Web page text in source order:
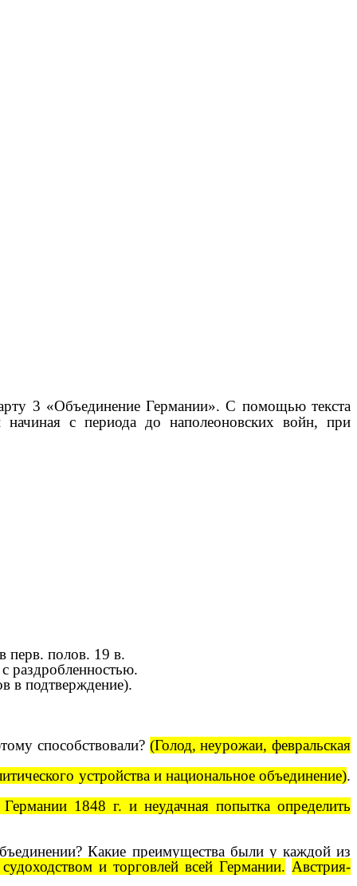
3 «Объединение Германии». С помощью текста
начиная с периода до наполеоновских войн, при
перв. полов. 19 в.
раздробленностью.
в подтверждение).
способствовали? (Голод, неурожаи, февральская
устройства и национальное объединение).
1848 г. и неудачная попытка определить
Какие преимущества были у каждой из
и торговлей всей Германии. Австрия-